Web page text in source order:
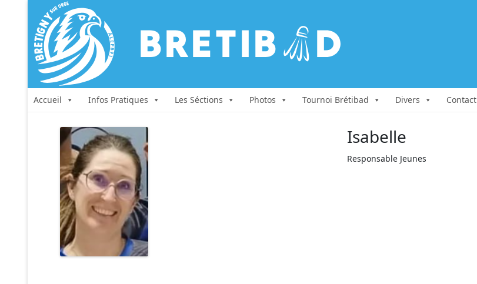
Aller au contenu
Accueil Infos Pratiques Les Séctions Photos Tournoi Brétibad Divers Contact
Isabelle
Responsable Jeunes